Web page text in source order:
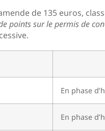
de 135 euros,
points sur le permis de
En phase
En phase